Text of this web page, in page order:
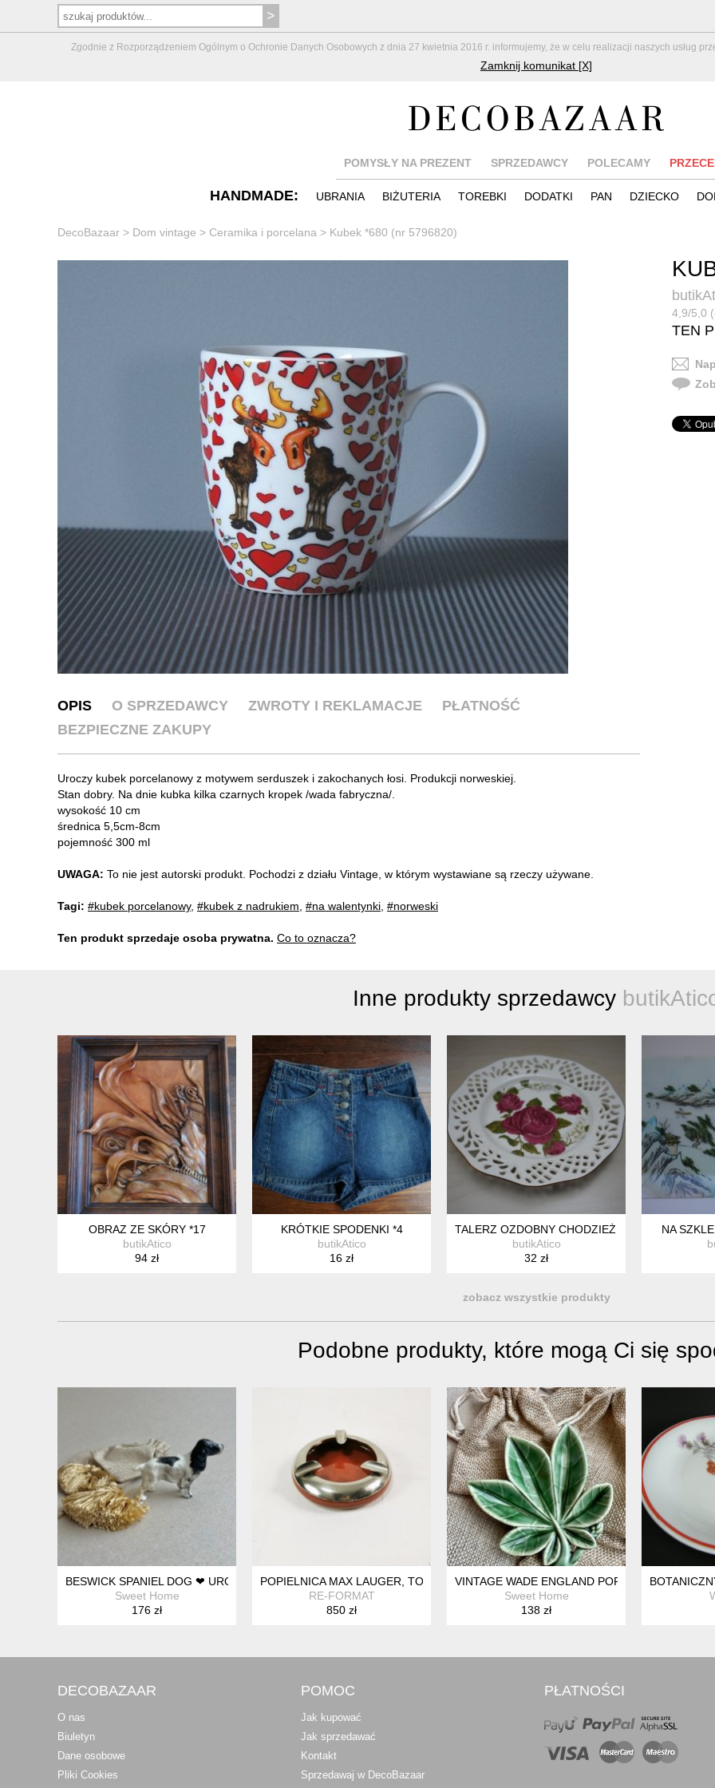
Zgodnie z Rozporządzeniem Ogólnym o Ochronie Danych Osobowych z dnia 27 kwietnia 2016 r. informujemy, że w celu realizacji naszych usług
Zamknij komunikat [X]
POMYSŁY NA PREZENT SPRZEDAWCY POLECAMY
HANDMADE: UBRANIA BIŻUTERIA TOREBKI DODATKI PAN DZIECKO
DecoBazaar > Dom vintage > Ceramika i porcelana > Kubek *680 (nr 5796820)
4,9/5,0
TEN
OPIS O SPRZEDAWCY ZWROTY I REKLAMACJE
PŁATNOŚĆ
BEZPIECZNE ZAKUPY
Uroczy kubek porcelanowy z motywem serduszek i zakochanych łosi. Produkcji norweskiej.
Stan dobry. Na dnie kubka kilka czarnych kropek /wada fabryczna/.
wysokość 10 cm
średnica 5,5cm-8cm
pojemność 300 ml
UWAGA: To nie jest autorski produkt. Pochodzi z działu Vintage, w którym wystawiane są rzeczy używane.
Tagi: #kubek porcelanowy, #kubek z nadrukiem #na walentynki #norweski
Ten produkt sprzedaje osoba prywatna. Co to oznacza?
Inne produkty sprzedawcy
OBRAZ ZE SKÓRY *17
butikAtico
94 zł
KRÓTKIE SPODENKI *4
butikAtico
16 zł
TALERZ OZDOBNY CHODZIEŻ *8
butikAtico
32 zł
NA
zobacz wszystkie produkty
Podobne produkty, które mogą Ci się
BESWICK SPANIEL DOG ❤ UROCZA FIGURKA KOLEKCJONERSKA ❤
Sweet Home
176 zł
POPIELNICA MAX LAUGER, TONWERKE KANDERN, NIEMCY 1900 ROK
RE-FORMAT
850 zł
VINTAGE WADE ENGLAND PORCELAIN LEAF
Sweet Home
138 zł
DECOBAZAAR
O nas
Biuletyn
Dane osobowe
Pliki Cookies
POMOC
Jak kupować
Jak sprzedawać
Kontakt
Sprzedawaj w DecoBazaar
PŁATNOŚCI